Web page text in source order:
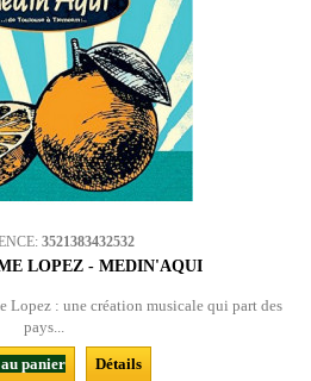
3521383432532
LOPEZ - MEDIN'AQUI
Lopez : une création musicale qui part des
pays...
panier
Détails